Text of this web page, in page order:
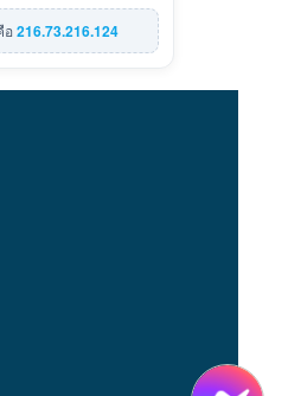
อ216.73.216.124